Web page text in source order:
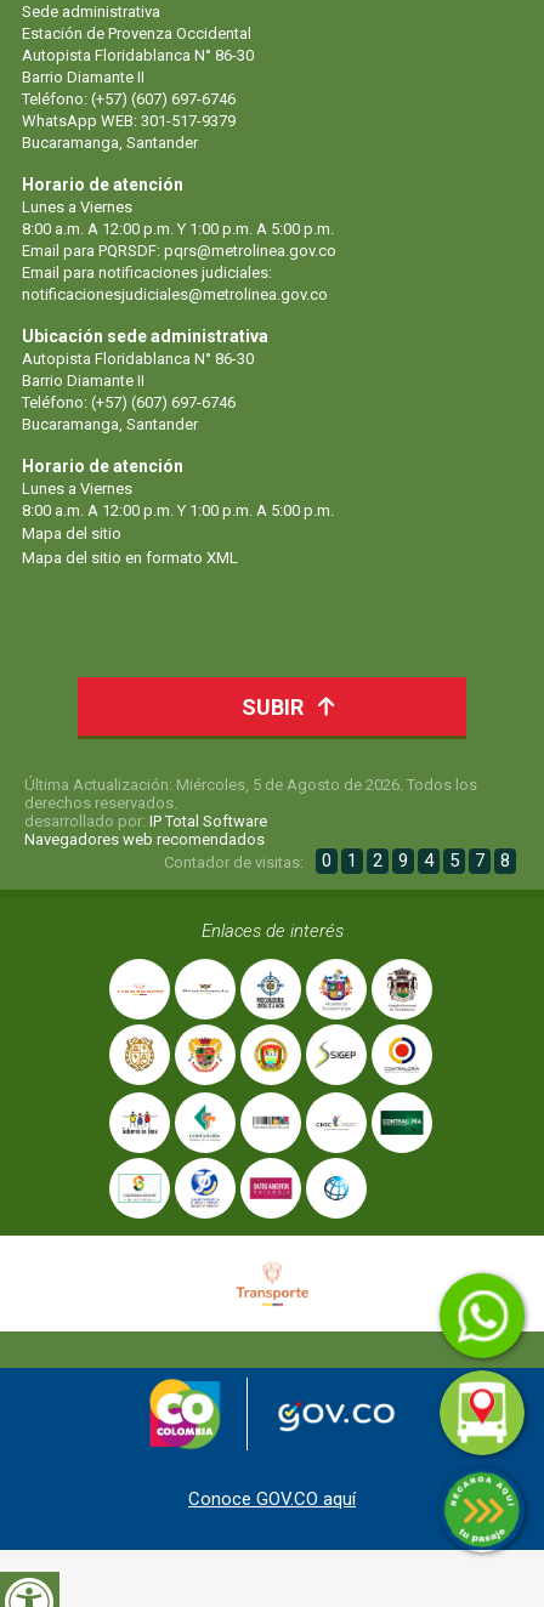
Sede administrativa
Estación de Provenza Occidental
Autopista Floridablanca N° 86-30
Barrio Diamante II
Teléfono: (+57) (607) 697-6746
WhatsApp WEB: 301-517-9379
Bucaramanga, Santander
Horario de atención
Lunes a Viernes
8:00 a.m. A 12:00 p.m. Y 1:00 p.m. A 5:00 p.m.
Email para PQRSDF: pqrs@metrolinea.gov.co
Email para notificaciones judiciales:
notificacionesjudiciales@metrolinea.gov.co
Ubicación sede administrativa
Autopista Floridablanca N° 86-30
Barrio Diamante II
Teléfono: (+57) (607) 697-6746
Bucaramanga, Santander
Horario de atención
Lunes a Viernes
8:00 a.m. A 12:00 p.m. Y 1:00 p.m. A 5:00 p.m.
Mapa del sitio
Mapa del sitio en formato XML
SUBIR
Última Actualización: Miércoles, 5 de Agosto de 2026. Todos los
derechos reservados.
desarrollado por: IP Total Software
Navegadores web recomendados
Contador de visitas:
0 1 2 9 4 5 7 8
Enlaces de interés
Conoce GOV.CO aquí